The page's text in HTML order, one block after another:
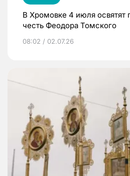
В Хромовке 4 июля освятят
честь Феодора Томского
08:02 / 02.07.26